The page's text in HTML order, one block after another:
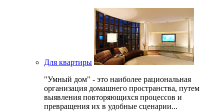
Для квартиры
"Умный дом" - это наиболее рациональная
организация домашнего пространства, путем
выявления повторяющихся процессов и
превращения их в удобные сценарии...